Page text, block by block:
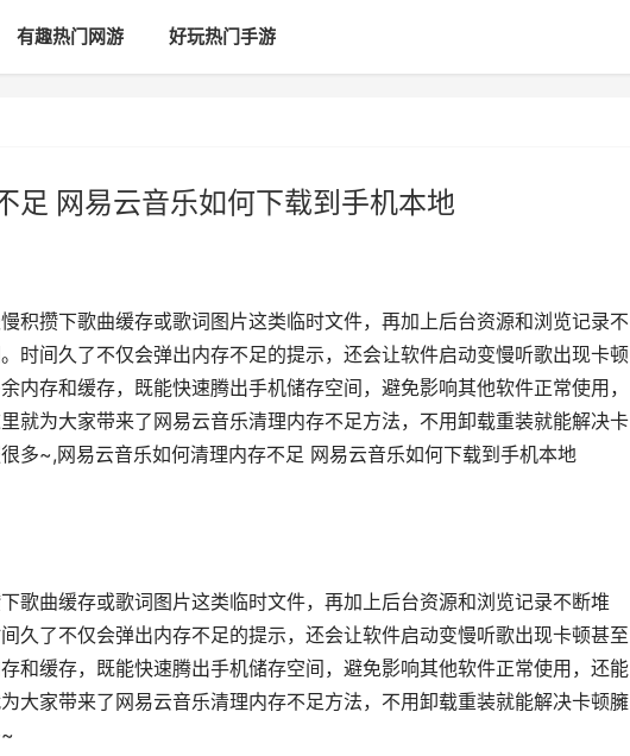
有趣热门网游 好玩热门手游
足 网易云音乐如何下载到手机本地
积攒下歌曲缓存或歌词图片这类临时文件，再加上后台资源和浏览记录不
时间久了不仅会弹出内存不足的提示，还会让软件启动变慢听歌出现卡顿
内存和缓存，既能快速腾出手机储存空间，避免影响其他软件正常使用，
就为大家带来了网易云音乐清理内存不足方法，不用卸载重装就能解决卡
多~,网易云音乐如何清理内存不足 网易云音乐如何下载到手机本地
歌曲缓存或歌词图片这类临时文件，再加上后台资源和浏览记录不断堆
久了不仅会弹出内存不足的提示，还会让软件启动变慢听歌出现卡顿甚至
和缓存，既能快速腾出手机储存空间，避免影响其他软件正常使用，还能
大家带来了网易云音乐清理内存不足方法，不用卸载重装就能解决卡顿臃